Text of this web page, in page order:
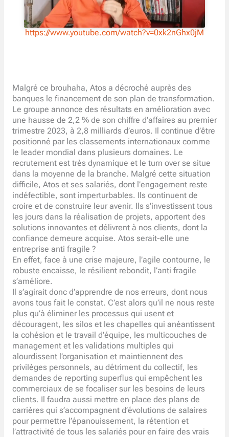
https://www.youtube.com/watch?v=0xk2nGhx0jM
Malgré ce brouhaha, Atos a décroché auprès des
banques le financement de son plan de transformation.
Le groupe annonce des résultats en amélioration avec
une hausse de 2,2 % de son chiffre d’affaires au premier
trimestre 2023, à 2,8 milliards d’euros. Il continue d’être
positionné par les classements internationaux comme
le leader mondial dans plusieurs domaines. Le
recrutement est très dynamique et le turn over se situe
dans la moyenne de la branche. Malgré cette situation
difficile, Atos et ses salariés, dont l’engagement reste
indéfectible, sont imperturbables. Ils continuent de
croire et de construire leur avenir. Ils s’investissent tous
les jours dans la réalisation de projets, apportent des
solutions innovantes et délivrent à nos clients, dont la
confiance demeure acquise. Atos serait-elle une
entreprise anti fragile ?
En effet, face à une crise majeure, l’agile contourne, le
robuste encaisse, le résilient rebondit, l’anti fragile
s’améliore.
Il s’agirait donc d’apprendre de nos erreurs, dont nous
avons tous fait le constat. C’est alors qu’il ne nous reste
plus qu’à éliminer les processus qui usent et
découragent, les silos et les chapelles qui anéantissent
la cohésion et le travail d’équipe, les multicouches de
management et les validations multiples qui
alourdissent l’organisation et maintiennent des
privilèges personnels, au détriment du collectif, les
demandes de reporting superflus qui empêchent les
commerciaux de se focaliser sur les besoins de leurs
clients. Il faudra aussi mettre en place des plans de
carrières qui s’accompagnent d’évolutions de salaires
pour permettre l’épanouissement, la rétention et
l’attractivité de tous les salariés pour en faire des vrais